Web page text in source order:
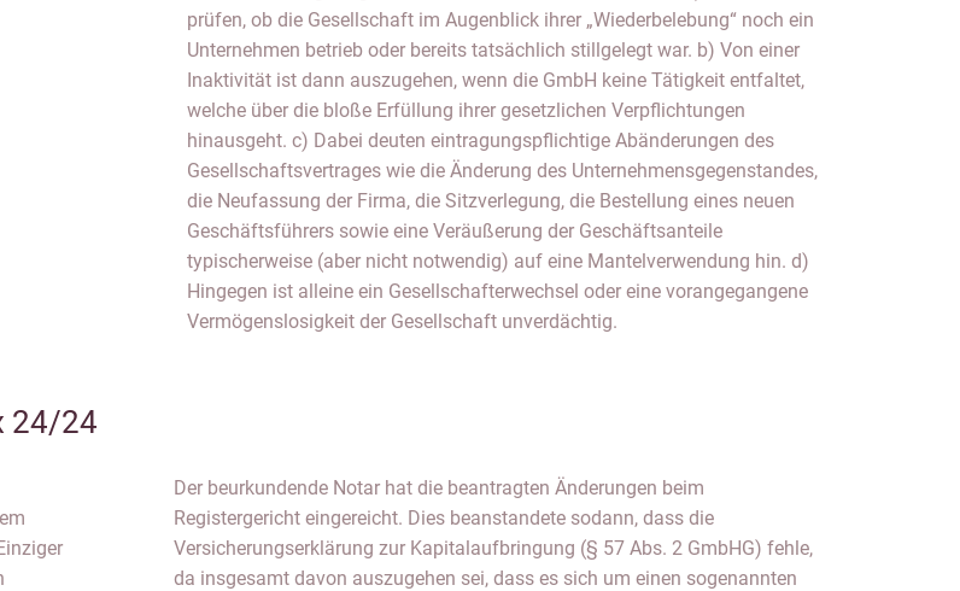
prüfen, ob die Gesellschaft im Augenblick ihrer „Wiederbelebung“ noch ein
Unternehmen betrieb oder bereits tatsächlich stillgelegt war. b) Von einer
Inaktivität ist dann auszugehen, wenn die GmbH keine Tätigkeit entfaltet,
welche über die bloße Erfüllung ihrer gesetzlichen Verpflichtungen
hinausgeht. c) Dabei deuten eintragungspflichtige Abänderungen des
Gesellschaftsvertrages wie die Änderung des Unternehmensgegenstandes,
die Neufassung der Firma, die Sitzverlegung, die Bestellung eines neuen
Geschäftsführers sowie eine Veräußerung der Geschäftsanteile
typischerweise (aber nicht notwendig) auf eine Mantelverwendung hin. d)
Hingegen ist alleine ein Gesellschafterwechsel oder eine vorangegangene
Vermögenslosigkeit der Gesellschaft unverdächtig.
24/24
Der beurkundende Notar hat die beantragten Änderungen beim
Registergericht eingereicht. Dies beanstandete sodann, dass die
Versicherungserklärung zur Kapitalaufbringung (§ 57 Abs. 2 GmbHG) fehle,
da insgesamt davon auszugehen sei, dass es sich um einen sogenannten